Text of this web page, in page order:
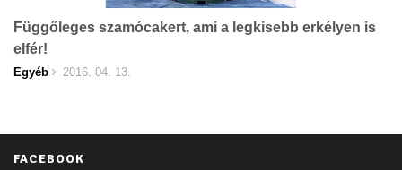
Függőleges szamócakert, ami a legkisebb erkélyen is
elfér!
Egyéb 2016. 04. 13.
FACEBOOK